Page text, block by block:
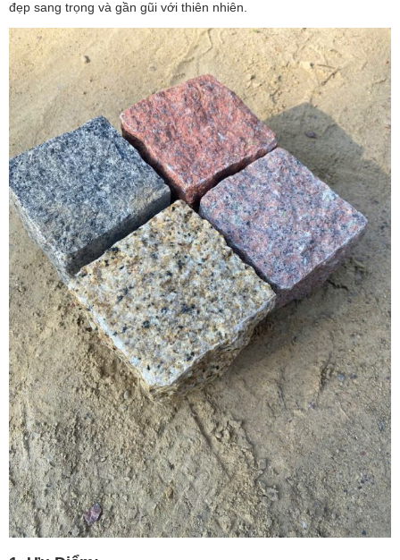
đẹp sang trọng và gần gũi với thiên nhiên.